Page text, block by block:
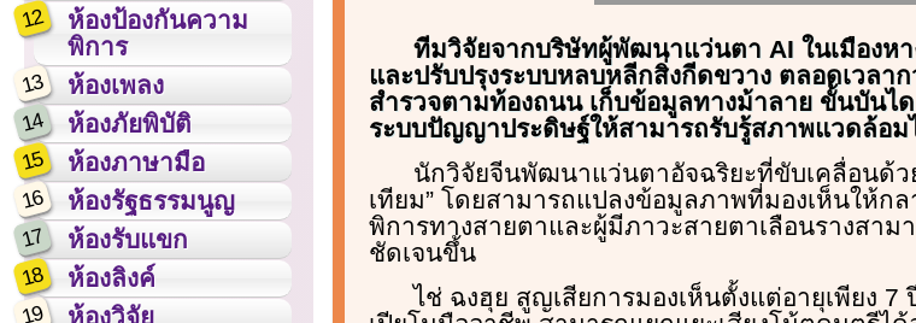
12
ห้องป้องกันความ
พิการ
13 ห้องเพลง
14 ห้องภัยพิบัติ
15 ห้องภาษามือ
16 ห้องรัฐธรรมนูญ
17 ห้องรับแขก
18 ห้องลิงค์
19 ห้องวิจัย
ทีมวิจัยจากบริษัทผู้พัฒนาแว่นตา AI ในเมืองห
และปรับปรุงระบบหลบหลีกสิ่งกีดขวาง ตลอดเวลา
สำรวจตามท้องถนน เก็บข้อมูลทางม้าลาย ขั้นบันได
ระบบปัญญาประดิษฐ์ให้สามารถรับรู้สภาพแวดล้อม
นักวิจัยจีนพัฒนาแว่นตาอัจฉริยะที่ขับเคลื่อนด้ว
เทียม” โดยสามารถแปลงข้อมูลภาพที่มองเห็นให้ก
พิการทางสายตาและผู้มีภาวะสายตาเลือนรางสามา
ชัดเจนขึ้น
ไช่ ฉงฮุย สูญเสียการมองเห็นตั้งแต่อายุเพียง 7